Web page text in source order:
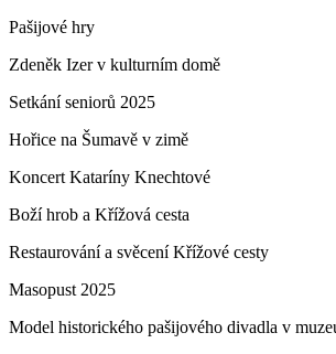
Pašijové hry
Zdeněk Izer v kulturním domě
Setkání seniorů 2025
Hořice na Šumavě v zimě
Koncert Kataríny Knechtové
Boží hrob a Křížová cesta
Restaurování a svěcení Křížové cesty
Masopust 2025
Model historického pašijového divadla v